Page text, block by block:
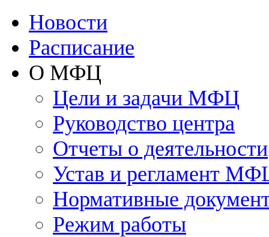
Новости
Расписание
О МФЦ
Цели и задачи МФЦ
Руководство центра
Отчеты о деятельности
Устав и регламент
Нормативные
Режим работы